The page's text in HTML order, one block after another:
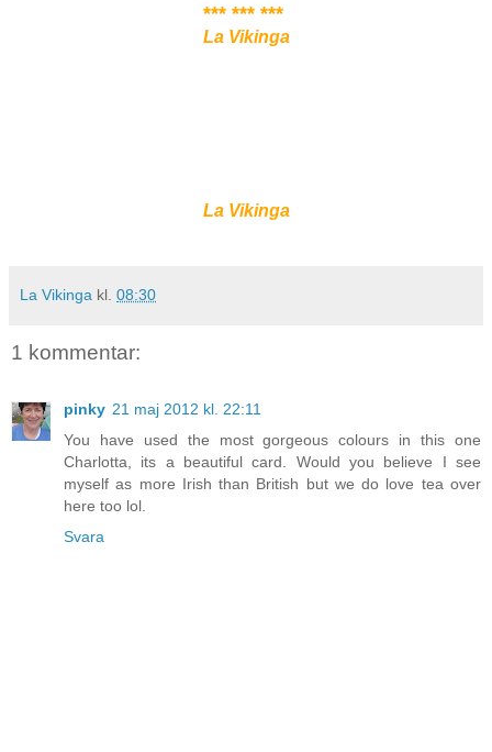
*** *** ***
La Vikinga
La Vikinga
La Vikinga kl. 08:30
1 kommentar:
pinky 21 maj 2012 kl. 22:11
You have used the most gorgeous colours in this one
Charlotta, its a beautiful card. Would you believe I see
myself as more Irish than British but we do love tea over
here too lol.
Svara